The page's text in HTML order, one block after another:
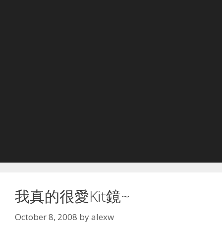
我真的很愛Kit鏡~
October 8, 2008 byalexw